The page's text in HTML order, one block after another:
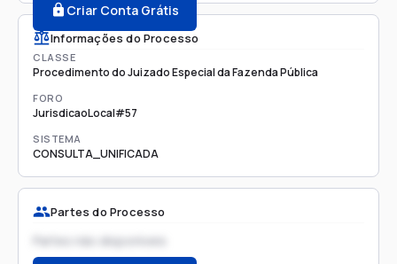
Criar Conta Grátis
Informações do Processo
CLASSE
Procedimento do Juizado Especial da Fazenda Pública
FORO
JurisdicaoLocal#57
SISTEMA
CONSULTA_UNIFICADA
Partes do Processo
Partes não disponíveis